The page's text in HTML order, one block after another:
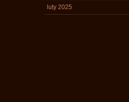
luty 2025